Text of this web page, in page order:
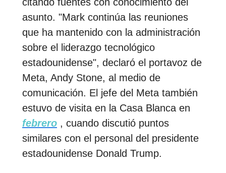
asunto. "Mark continúa las reuniones
que ha mantenido con la administración
sobre el liderazgo tecnológico
estadounidense", declaró el portavoz de
Meta, Andy Stone, al medio de
comunicación. El jefe del Meta también
estuvo de visita en la Casa Blanca en
febrero , cuando discutió puntos
similares con el personal del presidente
estadounidense Donald Trump.